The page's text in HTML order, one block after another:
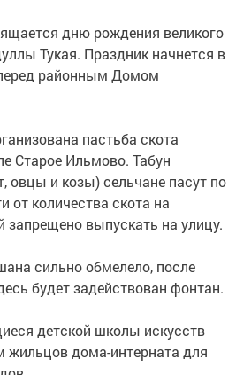
дню рождения великого
Тукая. Праздник начнется в
районным Домом
пастьба скота
Старое Ильмово. Табун
овцы и козы) сельчане пасут по
от количества скота на
запрещено выпускать на улицу.
сильно обмелело, после
будет задействован фонтан.
детской школы искусств
жильцов дома-интерната для